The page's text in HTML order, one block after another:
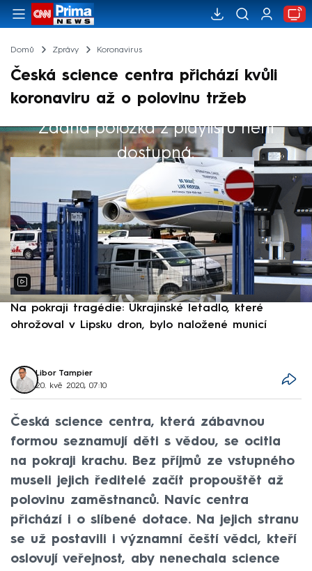
Domů Zprávy Koronavirus
Česká science centra přichází kvůli
koronaviru až o polovinu tržeb
Žádná položka z playlistu není
dostupná.
Výběr redakce
Na pokraji tragédie: Ukrajinské letadlo, které
ohrožoval v Lipsku dron, bylo naložené municí
Libor Tampier
20. kvě 2020, 07:10
Česká science centra, která zábavnou
formou seznamují děti s vědou, se ocitla
na pokraji krachu. Bez příjmů ze vstupného
museli jejich ředitelé začít propouštět až
polovinu zaměstnanců. Navíc centra
přichází i o slíbené dotace. Na jejich stranu
se už postavili i významní čeští vědci, kteří
oslovují veřejnost, aby nenechala science